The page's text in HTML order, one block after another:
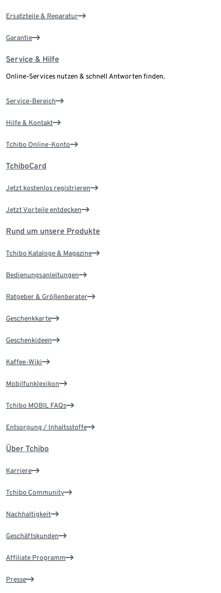
Ersatzteile & Reparatur
Garantie
Service & Hilfe
Online-Services nutzen & schnell Antworten finden.
Service-Bereich
Hilfe & Kontakt
Tchibo Online-Konto
TchiboCard
Jetzt kostenlos registrieren
Jetzt Vorteile entdecken
Rund um unsere Produkte
Tchibo Kataloge & Magazine
Bedienungsanleitungen
Ratgeber & Größenberater
Geschenkkarte
Geschenkideen
Kaffee-Wiki
Mobilfunklexikon
Tchibo MOBIL FAQs
Entsorgung / Inhaltsstoffe
Über Tchibo
Karriere
Tchibo Community
Nachhaltigkeit
Geschäftskunden
Affiliate Programm
Presse